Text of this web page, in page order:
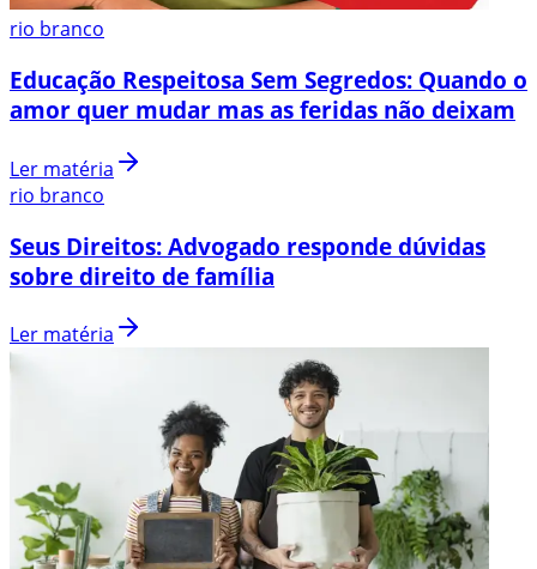
rio branco
Educação Respeitosa Sem Segredos: Quando o
amor quer mudar mas as feridas não deixam
Ler matéria
rio branco
Seus Direitos: Advogado responde dúvidas
sobre direito de família
Ler matéria